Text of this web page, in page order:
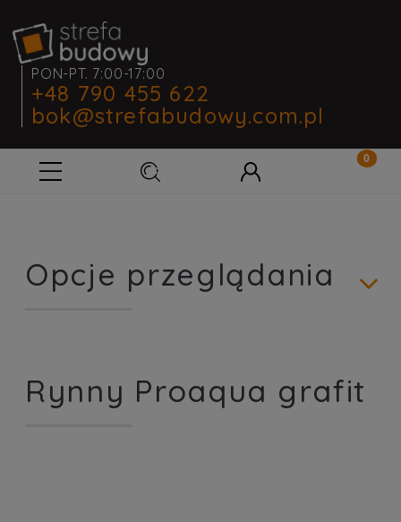
PON-PT. 7:00-17:00
+48 790 455 622
bok@strefabudowy.com.pl
Opcje przeglądania
Rynny Proaqua grafit